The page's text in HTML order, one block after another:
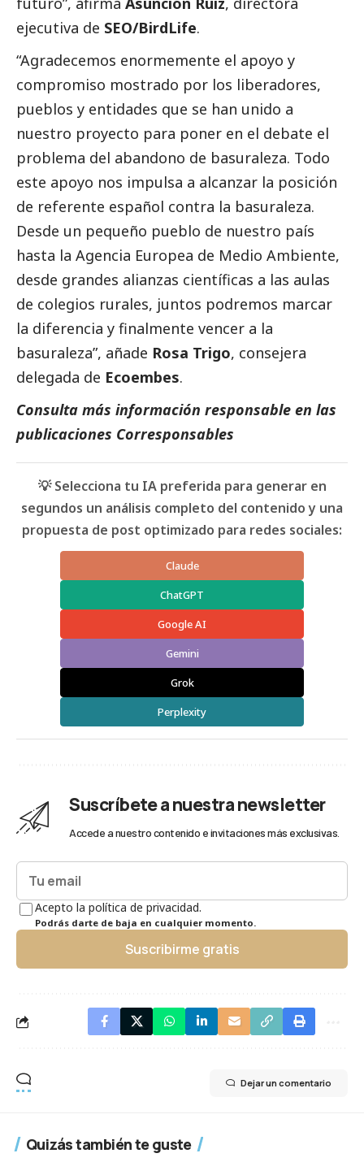
ejecutiva de SEO/BirdLife.
“Agradecemos enormemente el apoyo y
compromiso mostrado por los liberadores,
pueblos y entidades que se han unido a
nuestro proyecto para poner en el debate el
problema del abandono de basuraleza. Todo
este apoyo nos impulsa a alcanzar la posición
de referente español contra la basuraleza.
Desde un pequeño pueblo de nuestro país
hasta la Agencia Europea de Medio Ambiente,
desde grandes alianzas científicas a las aulas
de colegios rurales, juntos podremos marcar
la diferencia y finalmente vencer a la
basuraleza”, añade Rosa Trigo, consejera
delegada de Ecoembes.
Consulta más información responsable en las
publicaciones Corresponsables
💡 Selecciona tu IA preferida para generar en
segundos un análisis completo del contenido y una
propuesta de post optimizado para redes sociales:
Claude
ChatGPT
Google AI
Gemini
Grok
Perplexity
Suscríbete a nuestra newsletter
Accede a nuestro contenido e invitaciones más exclusivas.
Acepto la política de privacidad.
Podrás darte de baja en cualquier momento.
Suscribirme gratis
Dejar un comentario
Quizás también te guste